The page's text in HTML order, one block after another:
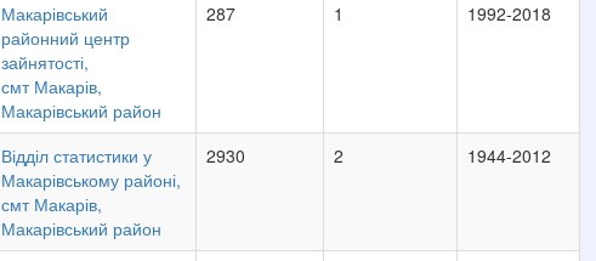
Макарівський
районний центр
зайнятості,
смт Макарів,
Макарівський район
287 1 1992-2018
Відділ статистики у
Макарівському районі,
смт Макарів,
Макарівський район
2930 2 1944-2012